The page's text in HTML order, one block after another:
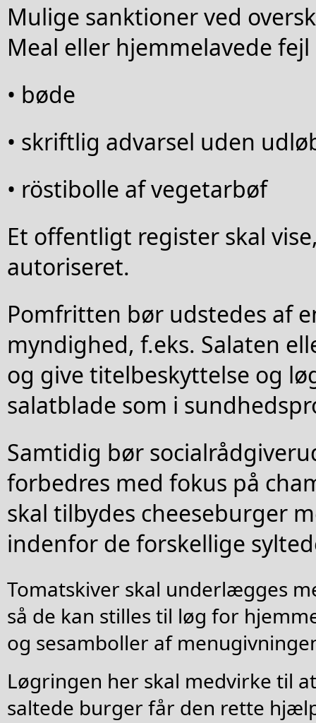
Mulige sanktioner ved
Meal eller hjemmelavede
• bøde
• skriftlig advarsel uden
• röstibolle af vegetarbøf
Et offentligt register skal
autoriseret.
Pomfritten bør udstedes af
myndighed, f.eks. Salaten
og give titelbeskyttelse og
salatblade som i
Samtidig bør
forbedres med fokus på
skal tilbydes cheeseburger
indenfor de forskellige
Tomatskiver skal underlægges
så de kan stilles til løg for
og sesamboller af
Løgringen her skal medvirke til
saltede burger får den rette